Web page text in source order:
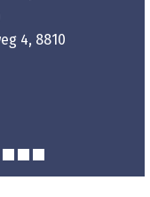
4, 8810